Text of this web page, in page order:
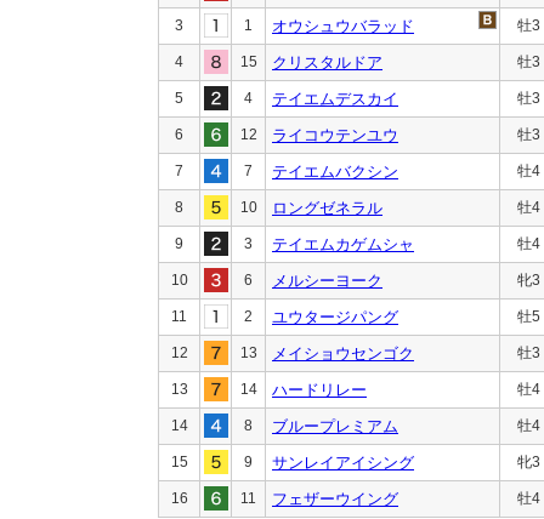
3 1 オウシュウバラッド 牡3
4 15 クリスタルドア 牡3
5 4 テイエムデスカイ 牡3
6 12 ライコウテンユウ 牡3
7 7 テイエムバクシン 牡4
8 10 ロングゼネラル 牡4
9 3 テイエムカゲムシャ 牡4
10 6 メルシーヨーク 牝3
11 2 ユウタージパング 牡5
12 13 メイショウセンゴク 牡3
13 14 ハードリレー 牡4
14 8 ブループレミアム 牡4
15 9 サンレイアイシング 牝3
16 11 フェザーウイング 牡4